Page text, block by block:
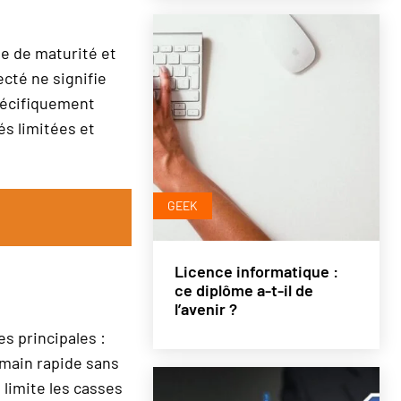
de maturité et
ne signifie
limitées et
principales :
rapide sans
les casses
GEEK
Licence informatique :
ce diplôme a-t-il de
l’avenir ?